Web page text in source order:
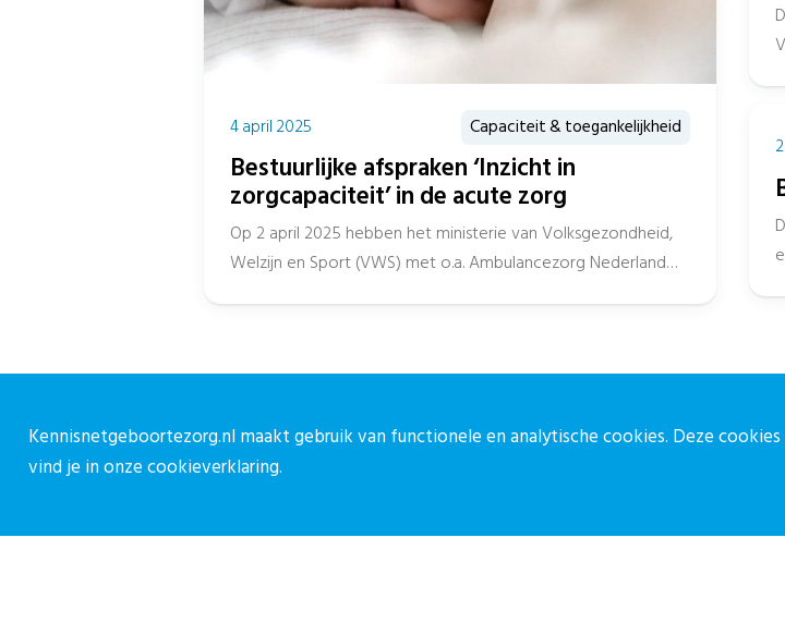
4 april 2025 Capaciteit & toegankelijkheid
Bestuurlijke afspraken ‘Inzicht in
zorgcapaciteit’ in de acute zorg
Op 2 april 2025 hebben het ministerie van Volksgezondheid,
Welzijn en Sport (VWS) met o.a. Ambulancezorg Nederland
Over CPZ
Over ons
Contact
Kennisnetgeboortezorg.nl maakt gebruik van functionele en analytische cookies. Deze
vind je in onzecookieverklaring.